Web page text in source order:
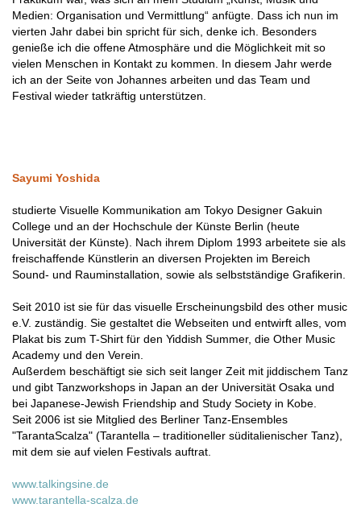
Medien: Organisation und Vermittlung“ anfügte. Dass ich nun im
vierten Jahr dabei bin spricht für sich, denke ich. Besonders
genieße ich die offene Atmosphäre und die Möglichkeit mit so
vielen Menschen in Kontakt zu kommen. In diesem Jahr werde
ich an der Seite von Johannes arbeiten und das Team und
Festival wieder tatkräftig unterstützen.
Sayumi Yoshida
studierte Visuelle Kommunikation am Tokyo Designer Gakuin
College und an der Hochschule der Künste Berlin (heute
Universität der Künste). Nach ihrem Diplom 1993 arbeitete sie als
freischaffende Künstlerin an diversen Projekten im Bereich
Sound- und Rauminstallation, sowie als selbstständige Grafikerin.
Seit 2010 ist sie für das visuelle Erscheinungsbild des other music
e.V. zuständig. Sie gestaltet die Webseiten und entwirft alles, vom
Plakat bis zum T-Shirt für den Yiddish Summer, die Other Music
Academy und den Verein.
Außerdem beschäftigt sie sich seit langer Zeit mit jiddischem Tanz
und gibt Tanzworkshops in Japan an der Universität Osaka und
bei Japanese‐Jewish Friendship and Study Society in Kobe.
Seit 2006 ist sie Mitglied des Berliner Tanz-Ensembles
"TarantaScalza" (Tarantella – traditioneller süditalienischer Tanz),
mit dem sie auf vielen Festivals auftrat.
www.talkingsine.de
www.tarantella-scalza.de